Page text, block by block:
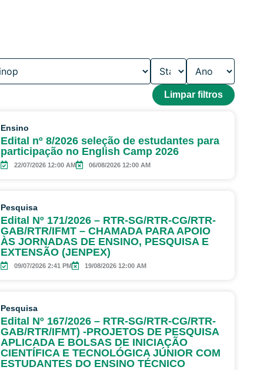
Limpar filtros
Ensino
Edital nº 8/2026 seleção de estudantes para
participação no English Camp 2026
22/07/2026 12:00 AM 06/08/2026 12:00 AM
Pesquisa
Edital Nº 171/2026 – RTR-SG/RTR-CG/RTR-
GAB/RTR/IFMT – CHAMADA PARA APOIO
ÀS JORNADAS DE ENSINO, PESQUISA E
EXTENSÃO (JENPEX)
09/07/2026 2:41 PM 19/08/2026 12:00 AM
Pesquisa
Edital Nº 167/2026 – RTR-SG/RTR-CG/RTR-
GAB/RTR/IFMT) -PROJETOS DE PESQUISA
APLICADA E BOLSAS DE INICIAÇÃO
CIENTÍFICA E TECNOLÓGICA JÚNIOR COM
ESTUDANTES DO ENSINO TÉCNICO